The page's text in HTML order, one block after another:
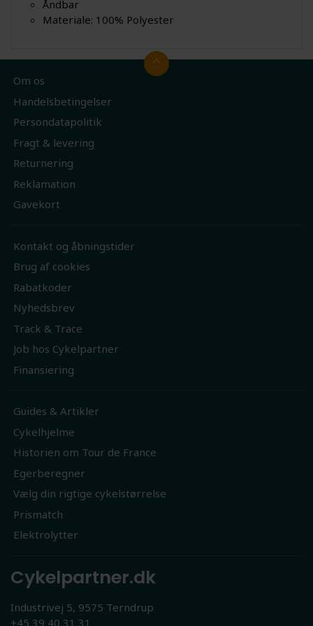
Åndbar
Materiale: 100% Polyester
Om os
Handelsbetingelser
Persondatapolitik
Fragt & levering
Returnering
Reklamation
Gavekort
Kontakt og åbningstider
Brug af cookies
Rabatkoder
Nyhedsbrev
Track & Trace
Job hos Cykelpartner
Finansiering
Guides & Artikler
Cykelhjelme
Historien om Tour de France
Egerberegner
Vælg din rigtige cykelstørrelse
Prismatch
Elektrolytter
Cykelpartner.dk
Industrivej 5, 9575 Terndrup
+45 39 40 31 31